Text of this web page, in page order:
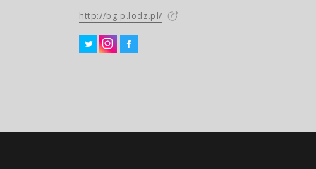
http://bg.p.lodz.pl/